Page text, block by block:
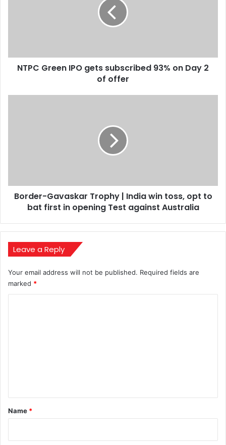
2
NTPC Green IPO gets subscribed 93% on Day 2
of offer
to
bat
against
Australia
Border-Gavaskar Trophy | India win toss, opt to
bat first in opening Test against Australia
Leave a Reply
Your email address will not be published. Required fields are
marked *
*
Name *